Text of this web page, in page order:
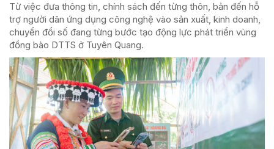
Từ việc đưa thông tin, chính sách đến từng thôn, bản đến hỗ
trợ người dân ứng dụng công nghệ vào sản xuất, kinh doanh,
chuyển đổi số đang từng bước tạo động lực phát triển vùng
đồng bào DTTS ở Tuyên Quang.